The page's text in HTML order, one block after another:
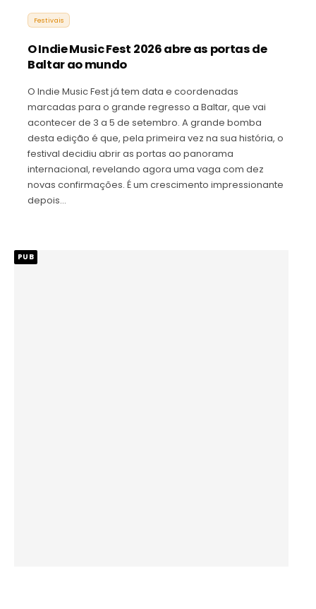
Festivais
O Indie Music Fest 2026 abre as portas de
Baltar ao mundo
O Indie Music Fest já tem data e coordenadas
marcadas para o grande regresso a Baltar, que vai
acontecer de 3 a 5 de setembro. A grande bomba
desta edição é que, pela primeira vez na sua história, o
festival decidiu abrir as portas ao panorama
internacional, revelando agora uma vaga com dez
novas confirmações. É um crescimento impressionante
depois…
PUB